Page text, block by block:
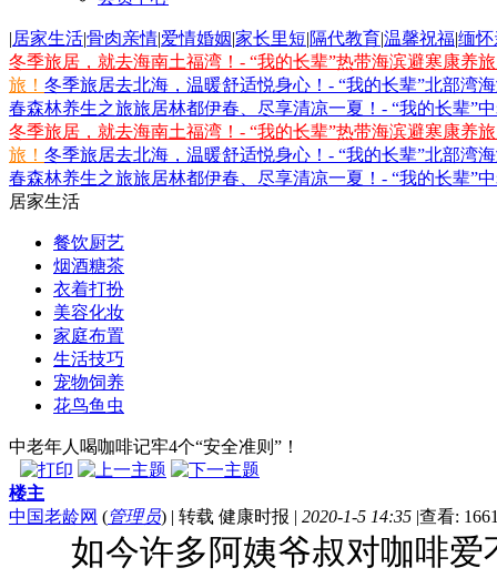
|居家生活|骨肉亲情|爱情婚姻|家长里短|隔代教育|温馨祝福|缅
冬季旅居，就去海南土福湾！- “我的长辈”热带海滨避寒康养
旅！ 冬季旅居去北海，温暖舒适悦身心！- “我的长辈”北部湾
春森林养生之旅旅居林都伊春、尽享清凉一夏！- “我的长辈”
冬季旅居，就去海南土福湾！- “我的长辈”热带海滨避寒康养
旅！ 冬季旅居去北海，温暖舒适悦身心！- “我的长辈”北部湾
春森林养生之旅旅居林都伊春、尽享清凉一夏！- “我的长辈”
居家生活
餐饮厨艺
烟酒糖茶
衣着打扮
美容化妆
家庭布置
生活技巧
宠物饲养
花鸟鱼虫
中老年人喝咖啡记牢4个“安全准则”！
楼主
中国老龄网 (管理员) | 转载 健康时报 | 2020-1-5 14:35 |查看:
如今许多阿姨爷叔对咖啡爱